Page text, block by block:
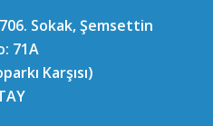
Sokak, Şemsettin
71A
Karşısı)